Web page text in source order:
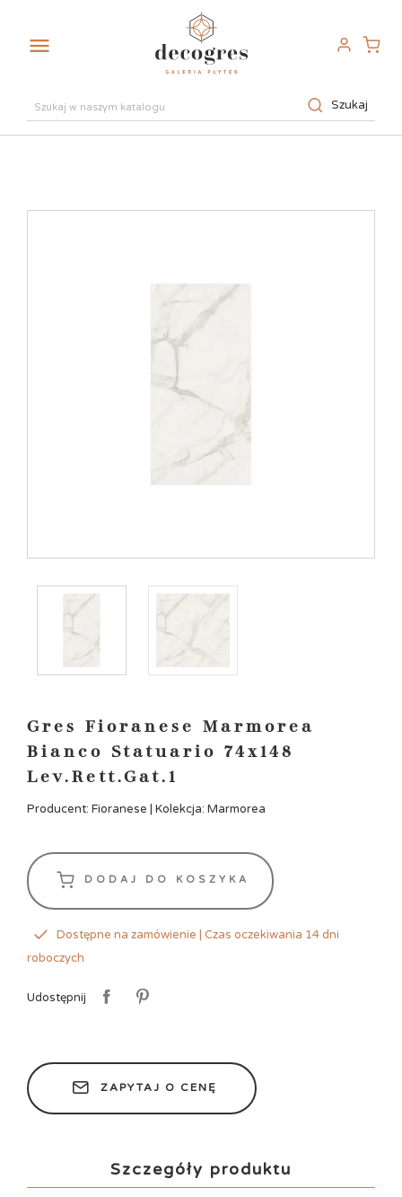

Szukaj
Gres Fioranese Marmorea
Bianco Statuario 74x148
Lev.Rett.Gat.1
Producent: Fioranese | Kolekcja: Marmorea
DODAJ DO KOSZYKA
Dostępne na zamówienie | Czas oczekiwania 14 dni
roboczych
Udostępnij
ZAPYTAJ O CENĘ
Szczegóły produktu